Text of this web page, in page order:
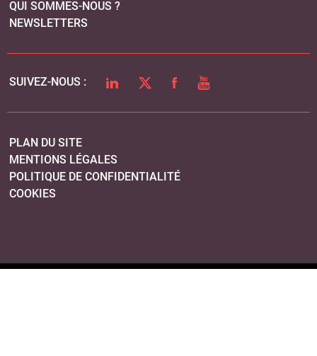
QUI SOMMES-NOUS ?
NEWSLETTERS
SUIVEZ-NOUS : LINKEDINTWITTERFACEBOOK
YOUTUBE
PLAN DU SITE
MENTIONS LÉGALES
POLITIQUE DE CONFIDENTIALITÉ
COOKIES